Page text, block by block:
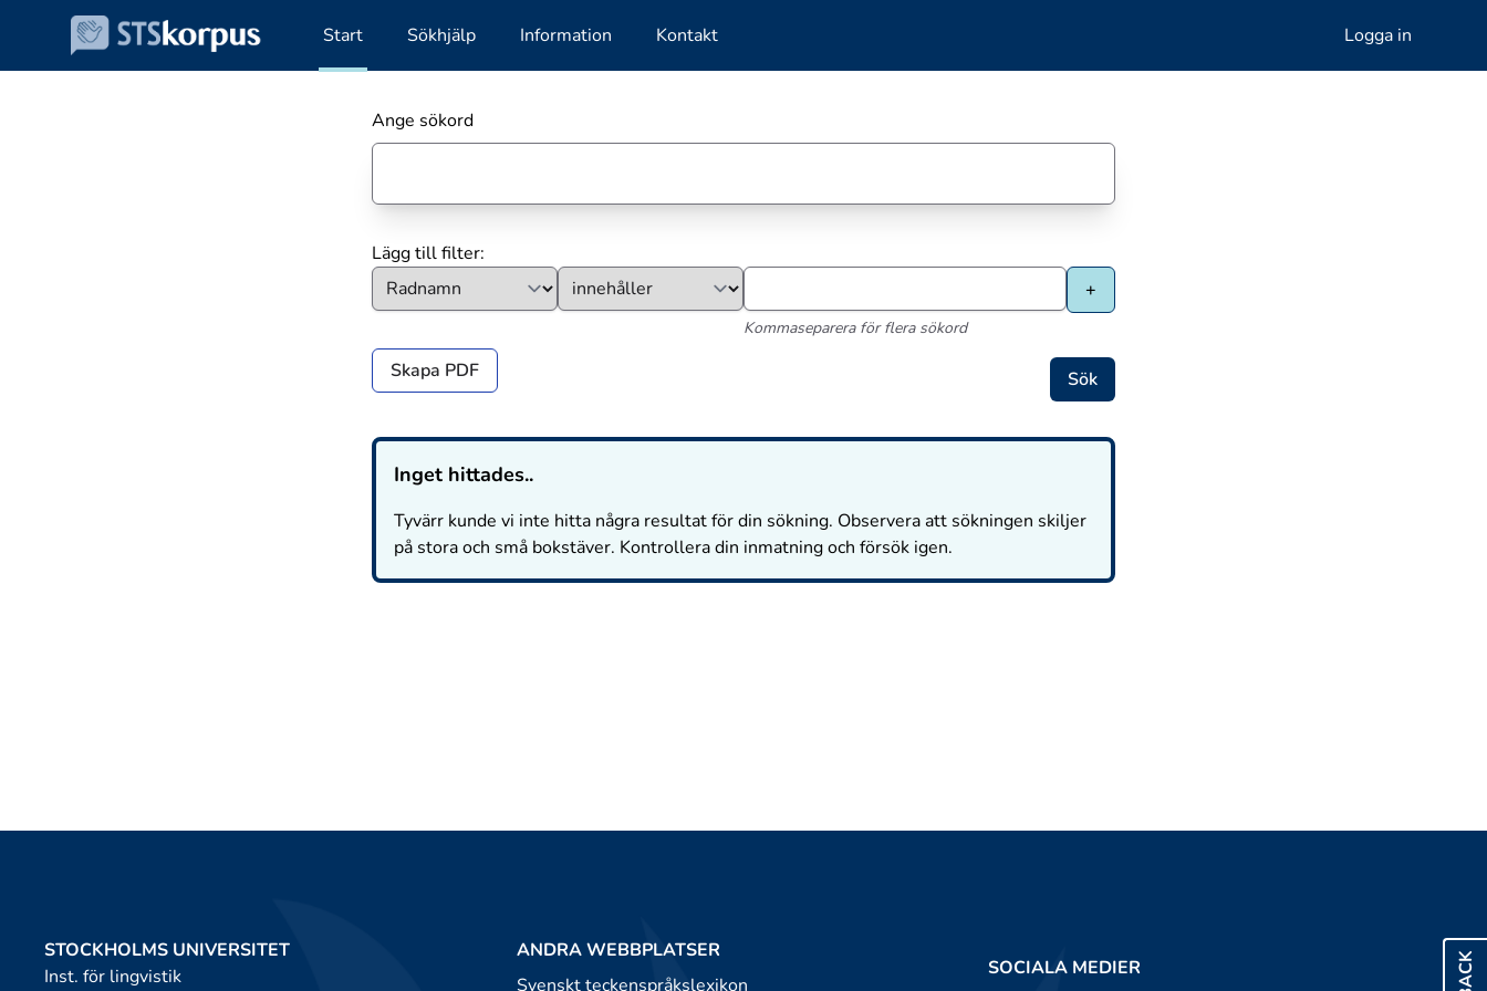
Start Sökhjälp Information Kontakt Logga in
Ange sökord
Lägg till filter:
Kommaseparera för flera sökord
Skapa PDF
Inget hittades..
Tyvärr kunde vi inte hitta några resultat för din sökning. Observera att sökningen skiljer
på stora och små bokstäver. Kontrollera din inmatning och försök igen.
STOCKHOLMS UNIVERSITET
Inst. för lingvistik
ANDRA WEBBPLATSER
Svenskt teckenspråkslexikon
SOCIALA MEDIER